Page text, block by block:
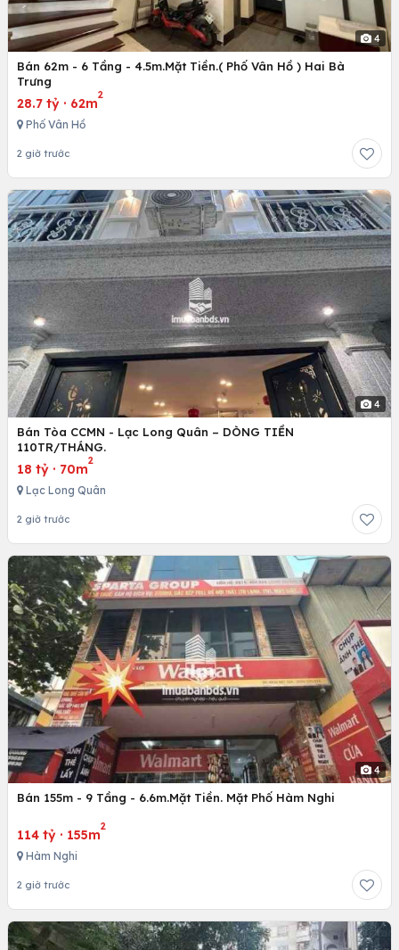
4
Bán 62m - 6 Tầng - 4.5m.Mặt Tiền.( Phố Vân Hồ ) Hai Bà
Trưng
28.7 tỷ · 62m
2
Phố Vân Hồ
2 giờ trước
4
Bán Tòa CCMN - Lạc Long Quân – DÒNG TIỀN
110TR/THÁNG.
18 tỷ · 70m
2
Lạc Long Quân
2 giờ trước
4
Bán 155m - 9 Tầng - 6.6m.Mặt Tiền. Mặt Phố Hàm Nghi
114 tỷ · 155m
2
Hàm Nghi
2 giờ trước